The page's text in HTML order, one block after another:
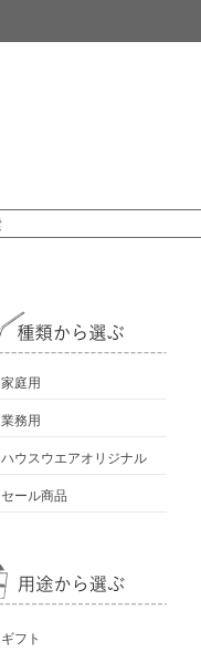
家庭用
業務用
ハウスウエアオリジナル
セール商品
ギフト